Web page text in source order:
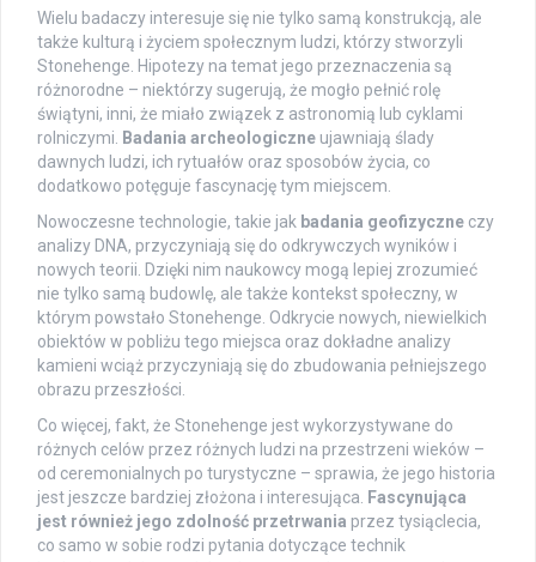
Wielu badaczy interesuje się nie tylko samą konstrukcją, ale
także kulturą i życiem społecznym ludzi, którzy stworzyli
Stonehenge. Hipotezy na temat jego przeznaczenia są
różnorodne – niektórzy sugerują, że mogło pełnić rolę
świątyni, inni, że miało związek z astronomią lub cyklami
rolniczymi.
Badania archeologiczne ujawniają ślady
dawnych ludzi, ich rytuałów oraz sposobów życia, co
dodatkowo potęguje fascynację tym miejscem.
Nowoczesne technologie, takie jak badania geofizyczne czy
analizy DNA, przyczyniają się do odkrywczych wyników i
nowych teorii. Dzięki nim naukowcy mogą lepiej zrozumieć
nie tylko samą budowlę, ale także kontekst społeczny, w
którym powstało Stonehenge. Odkrycie nowych, niewielkich
obiektów w pobliżu tego miejsca oraz dokładne analizy
kamieni wciąż przyczyniają się do zbudowania pełniejszego
obrazu przeszłości.
Co więcej, fakt, że Stonehenge jest wykorzystywane do
różnych celów przez różnych ludzi na przestrzeni wieków –
od ceremonialnych po turystyczne – sprawia, że jego historia
jest jeszcze bardziej złożona i interesująca.
Fascynująca
jest również jego zdolność przetrwania przez tysiąclecia,
co samo w sobie rodzi pytania dotyczące technik